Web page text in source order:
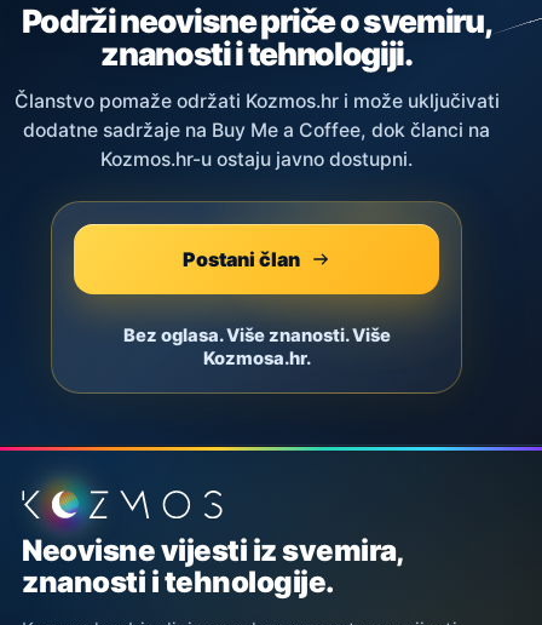
Podrži neovisne priče o svemiru,
znanosti i tehnologiji.
Članstvo pomaže održati Kozmos.hr i može uključivati
dodatne sadržaje na Buy Me a Coffee, dok članci na
Kozmos.hr-u ostaju javno dostupni.
Postani član
Bez oglasa. Više znanosti. Više
Kozmosa.hr.
Podnožje stranice
Neovisne vijesti iz svemira,
znanosti i tehnologije.